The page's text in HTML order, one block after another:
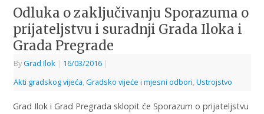
Odluka o zaključivanju Sporazuma o
prijateljstvu i suradnji Grada Iloka i
Grada Pregrade
ByGrad Ilok | 16/03/2016 |
Akti gradskog vijeća, Gradsko vijeće i mjesni odbori, Ustrojstvo
Grad Ilok i Grad Pregrada sklopit će Sporazum o prijateljstvu